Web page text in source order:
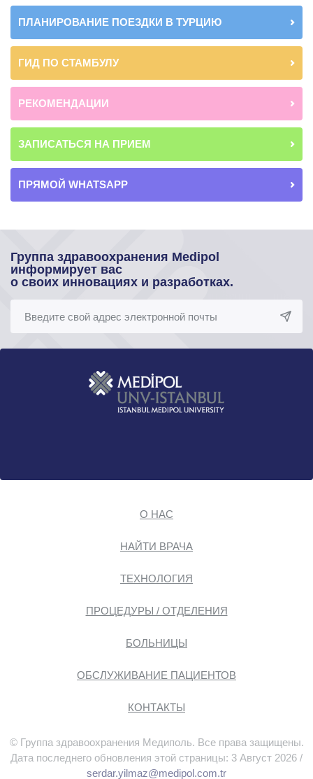
ПЛАНИРОВАНИЕ ПОЕЗДКИ В ТУРЦИЮ
ГИД ПО СТАМБУЛУ
РЕКОМЕНДАЦИИ
ЗАПИСАТЬСЯ НА ПРИЕМ
ПРЯМОЙ WHATSAPP
Группа здравоохранения Medipol
информирует вас
о своих инновациях и разработках.
О НАС
НАЙТИ ВРАЧА
ТЕХНОЛОГИЯ
ПРОЦЕДУРЫ / ОТДЕЛЕНИЯ
БОЛЬНИЦЫ
ОБСЛУЖИВАНИЕ ПАЦИЕНТОВ
КОНТАКТЫ
© Группа здравоохранения Медиполь. Все права защищены.
Дата последнего обновления этой страницы: 3 Август 2026 /
serdar.yilmaz@medipol.com.tr